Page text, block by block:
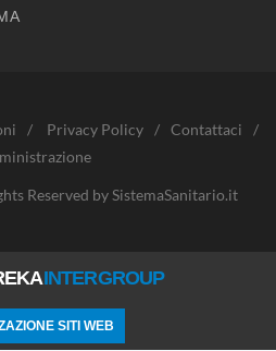
/ Privacy Policy / Contattaci
/
Reserved by SistemaSanitario.it
INTERGROUP
SITI WEB